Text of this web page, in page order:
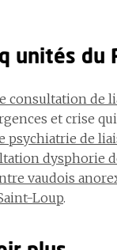
unités du
consultation de
et crise
psychiatrie de
dysphorie
vaudois
Loup.